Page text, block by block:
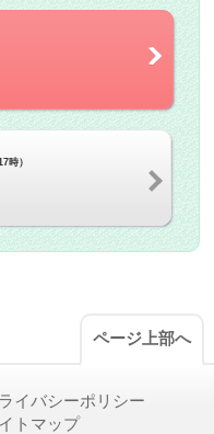
時）
ページ上部へ
イバシーポリシー
トマップ